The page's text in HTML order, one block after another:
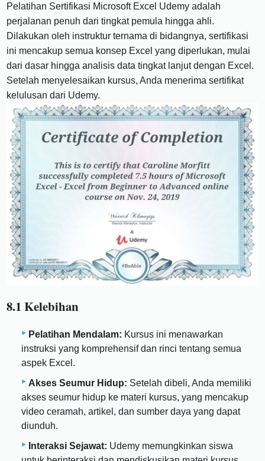
Pelatihan Sertifikasi Microsoft Excel Udemy adalah
perjalanan penuh dari tingkat pemula hingga ahli.
Dilakukan oleh instruktur ternama di bidangnya, sertifikasi
ini mencakup semua konsep Excel yang diperlukan, mulai
dari dasar hingga analisis data tingkat lanjut dengan Excel.
Setelah menyelesaikan kursus, Anda menerima sertifikat
kelulusan dari Udemy.
8.1 Kelebihan
Pelatihan Mendalam: Kursus ini menawarkan
instruksi yang komprehensif dan rinci tentang semua
aspek Excel.
Akses Seumur Hidup: Setelah dibeli, Anda memiliki
akses seumur hidup ke materi kursus, yang mencakup
video ceramah, artikel, dan sumber daya yang dapat
diunduh.
Interaksi Sejawat: Udemy memungkinkan siswa